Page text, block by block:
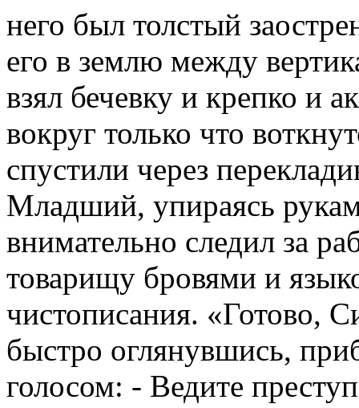
него был толстый
его в землю между
взял бечевку и крепко и
вокруг только что
спустили через
Младший, упираясь
внимательно следил за
товарищу бровями и
чистописания. «Готово,
быстро оглянувшись,
голосом: - Ведите